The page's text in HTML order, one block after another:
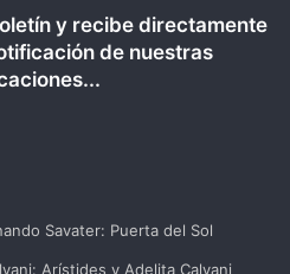
y recibe directamente
de nuestras
Savater: Puerta del Sol
Arístides y Adelita Calvani